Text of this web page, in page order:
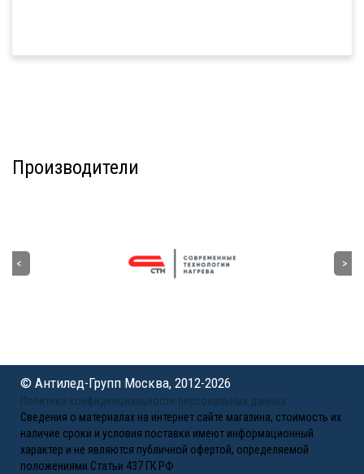
Производители
© Антилед-Групп Москва, 2012-2026
Политика конфиденциальности персональных данных
Сведения о материалах на интернет сайте магазина, стоимость их
наличие сроки и условия поставки имеют информационный
характер и не являются публичной офертой, определяемой
положениями Статьи 437 ГК РФ